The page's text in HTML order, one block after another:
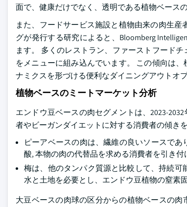
面で、健康だけでなく、透明である植物ベース
また、フードサービス施設と植物由来の肉生
グが発行する研究によると、Bloomberg
ます。 多くのレストラン、ファーストフード
をメニューに組み込んでいます。 この傾向は
ナミクスを形づける便利なダイニングアウトオ
植物ベースのミートマーケット分析
エンドウ豆ベースの肉セグメントは、2023-
者やビーガンダイエットに対する消費者の傾き
ピーアベースの肉は、繊維の良いソースで
酸, 本物の肉の代替品を求める消費者を引き付
梅は、他のタンパク質源と比較して、持続
水と土地を必要とし、エンドウ豆植物の窒素
大豆ベースの肉球の区分からの植物ベースの